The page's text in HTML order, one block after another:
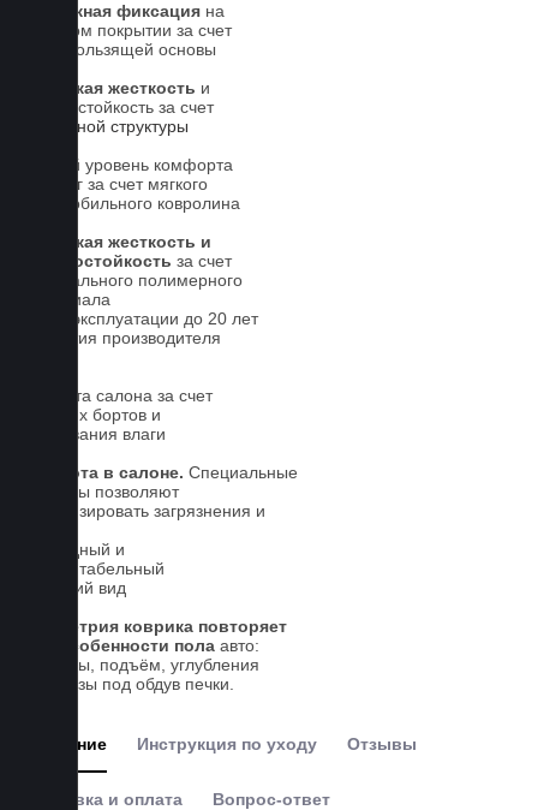
Надежная фиксация на
штатном покрытии за счет
антискользящей основы
Высокая жесткость и
износостойкость за счет
5-слойной структуры
Новый уровень комфорта
для ног за счет мягкого
автомобильного ковролина
Высокая жесткость и
износостойкость за счет
специального полимерного
материала
Срок эксплуатации до 20 лет
Гарантия производителя
Чистота салона за счет
высоких бортов и
впитывания влаги
Чистота в салоне. Специальные
выступы позволяют
локализировать загрязнения и
Солидный и
презентабельный
внешний вид
Геометрия коврика повторяет
все особенности пола авто:
выступы, подъём, углубления
и вырезы под обдув печки.
Описание Инструкция по уходу Отзывы
Доставка и оплата Вопрос-ответ